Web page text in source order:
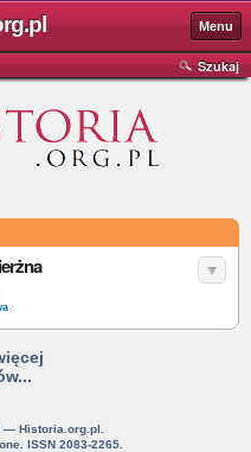
Menu
Szukaj
— Historia.org.pl.
ISSN 2083-2265.